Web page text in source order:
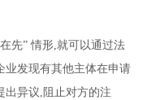
先” 情形,就可以通过法
业发现有其他主体在申请
出异议,阻止对方的注